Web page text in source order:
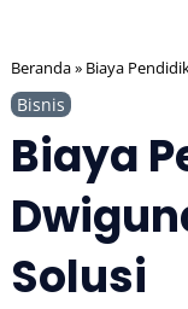
Beranda» Biaya
Bisnis
Biaya
Solusi